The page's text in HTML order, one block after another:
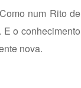
num Rito de
E o conhecimento
nova.